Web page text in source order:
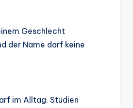
Geschlecht
der Name darf keine
im Alltag. Studien